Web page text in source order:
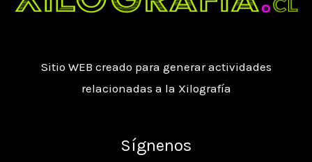
Sitio WEB creado para generar actividades
relacionadas a la Xilografía
Sígnenos